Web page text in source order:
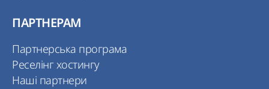
ПАРТНЕРАМ
Партнерська програма
Реселінг хостингу
Наші партнери